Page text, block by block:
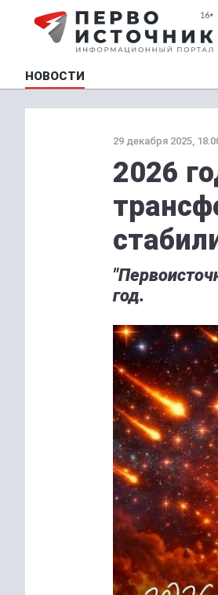
НОВОСТИ
29 декабря 2025,
2026
год.